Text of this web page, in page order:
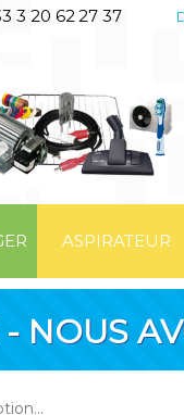
3 20 62 27 37
ASPIRATEUR
NOUS